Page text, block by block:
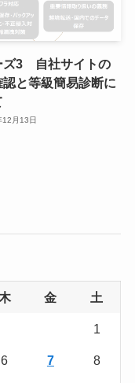
ズ3 自社サイトの
認と等級簡易診断に
月13日
金 土
1
6 7 8